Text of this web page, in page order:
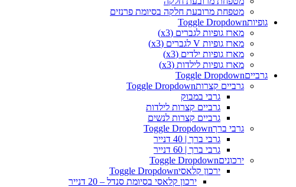
מטפחת מרובעת חלקה בסיומת פרנזים
גופיותToggle Dropdown
מארז גופיות לגברים (x3)
מארז גופיות V לגברים (x3)
מארז גופיות ילדים (x3)
מארז גופיות לילדות (x3)
גרבייםToggle Dropdown
גרביים קצרותToggle Dropdown
גרבי במבוק
גרביים קצרות לילדות
גרביים קצרות לנשים
גרבי ברךToggle Dropdown
גרבי ברך | 40 דנייר
גרבי ברך | 60 דנייר
ירכוניםToggle Dropdown
ירכון קלאסיToggle Dropdown
ירכון קלאסי בסיומת סנדל – 20 דנייר